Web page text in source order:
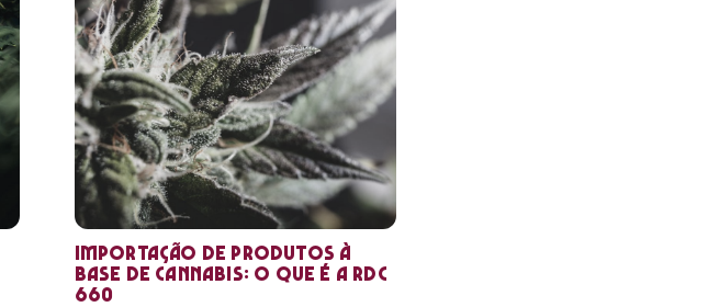
Importação de produtos à
base de cannabis: o que é a RDC
660